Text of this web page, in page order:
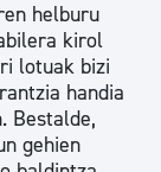
helburu
kirol
lotuak bizi
handia
Bestalde,
gehien